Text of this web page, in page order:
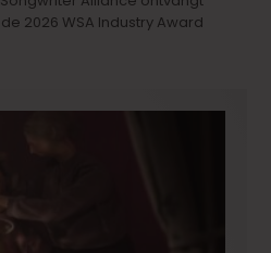
de 2026 WSA Industry Award